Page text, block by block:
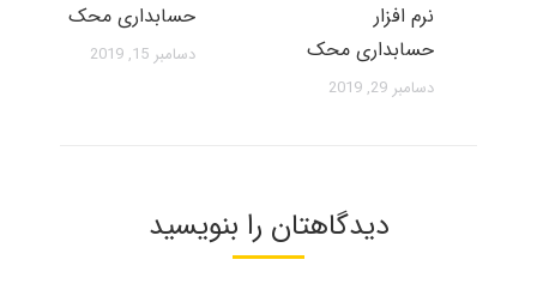
نرم افزار
حسابداری محک
دسامبر 29, 2019
حسابداری محک
دسامبر 15, 2019
دیدگاهتان را بنویسید